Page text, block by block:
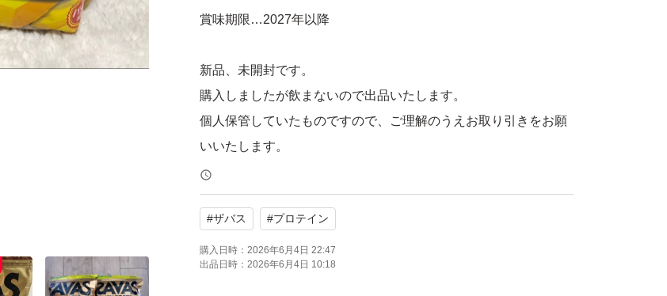
賞味期限…2027年以降
新品、未開封です。
購入しましたが飲まないので出品いたします。
個人保管していたものですので、ご理解のうえお取り引きをお願
いいたします。
#ザバス #プロテイン
購入日時： 2026年6月4日 22:47
出品日時： 2026年6月4日 10:18